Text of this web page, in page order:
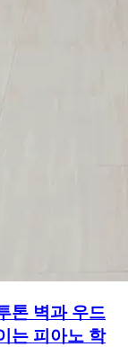
톤 벽과 우드
는 피아노 학